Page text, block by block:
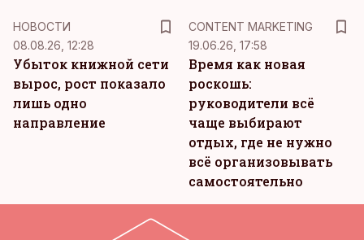
НОВОСТИ
08.08.26, 12:28
Убыток книжной сети
вырос, рост показало
лишь одно
направление
CONTENT MARKETING
19.06.26, 17:58
Время как новая
роскошь:
руководители всё
чаще выбирают
отдых, где не нужно
всё организовывать
самостоятельно